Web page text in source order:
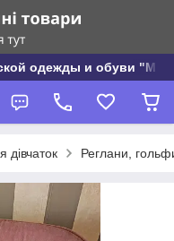
одежды и обуви
дівчаток Реглани,